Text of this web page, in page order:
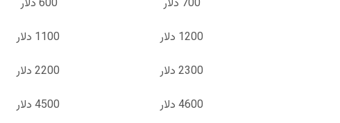
1200 دلار 1100 دلار 4 تیم، 11 به 1
2300 دلار 2200 دلار 5 تیم، 22 به 1
4600 دلار 4500 دلار 6 تیم، 45 به 1